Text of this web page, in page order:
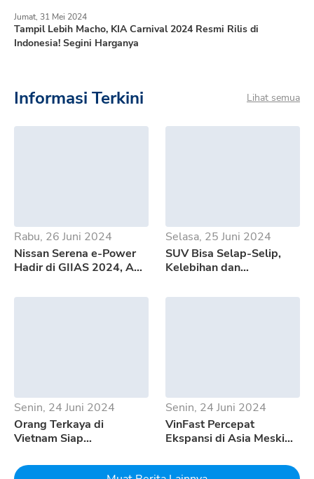
Tampil Lebih Macho, KIA Carnival 2024 Resmi Rilis di
Indonesia! Segini Harganya
Jumat, 31 Mei 2024
Informasi Terkini Lihat semua
Rabu, 26 Juni 2024
Nissan Serena e-Power
Hadir di GIIAS 2024, Apa
Selasa, 25 Juni 2024
SUV Bisa Selap-Selip,
Kelebihan dan
500
Senin, 24 Juni 2024
Orang Terkaya di
Vietnam Siap
Uangnya Untuk EV
Senin, 24 Juni 2024
VinFast Percepat
Ekspansi di Asia Meski
Melambat